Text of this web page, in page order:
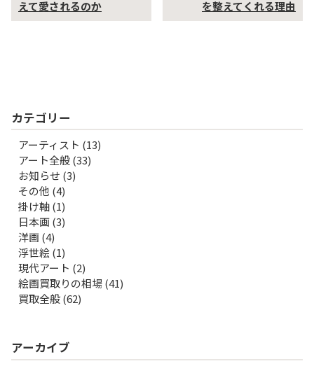
の
えて愛されるのか
を整えてくれる理由
カテゴリー
アーティスト (13)
アート全般(33)
お知らせ (3)
その他 (4)
掛け軸(1)
日本画(3)
洋画(4)
浮世絵(1)
現代アート (2)
絵画買取りの相場(41)
買取全般(62)
アーカイブ